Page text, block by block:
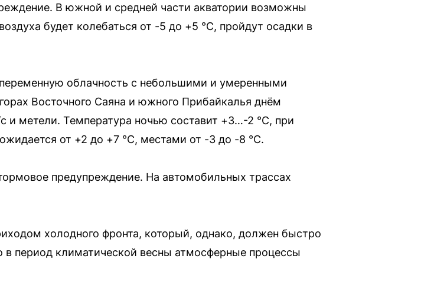
В южной и средней части акватории возможны
будет колебаться от -5 до +5 °C, пройдут осадки в
облачность с небольшими и умеренными
Восточного Саяна и южного Прибайкалья днём
и метели. Температура ночью составит +3…-2 °C, при
от +2 до +7 °C, местами от -3 до -8 °C.
предупреждение. На автомобильных трассах
холодного фронта, который, однако, должен быстро
в период климатической весны атмосферные процессы